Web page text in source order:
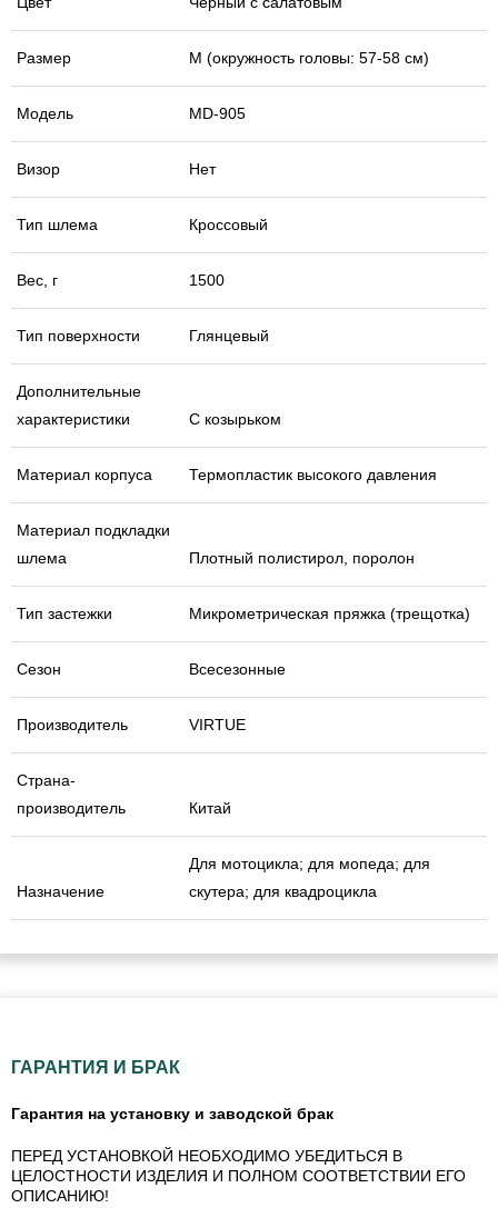
Размер М (окружность головы: 57-58 см)
Модель MD-905
Визор Нет
Тип шлема Кроссовый
Вес, г 1500
Тип поверхности Глянцевый
Дополнительные
характеристики
С козырьком
Материал корпуса Термопластик высокого давления
Материал подкладки
шлема
Плотный полистирол, поролон
Тип застежки Микрометрическая пряжка (трещотка)
Сезон Всесезонные
Производитель VIRTUE
Страна-
производитель
Китай
Назначение
Для мотоцикла; для мопеда; для
скутера; для квадроцикла
ГАРАНТИЯ И БРАК
Гарантия на установку и заводской брак
ПЕРЕД УСТАНОВКОЙ НЕОБХОДИМО УБЕДИТЬСЯ В
ЦЕЛОСТНОСТИ ИЗДЕЛИЯ И ПОЛНОМ СООТВЕТСТВИИ ЕГО
ОПИСАНИЮ!